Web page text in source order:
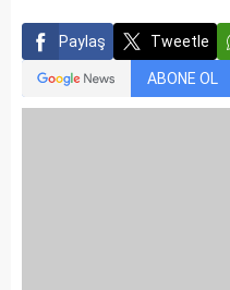
Paylaş Tweetle
ABONE OL